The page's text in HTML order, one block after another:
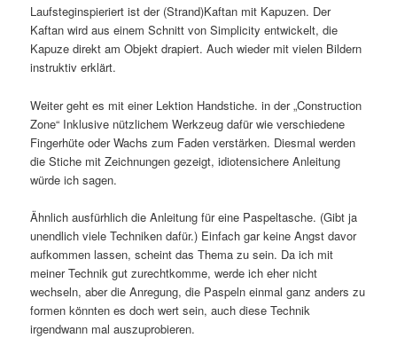
Laufsteginspieriert ist der (Strand)Kaftan mit Kapuzen. Der
Kaftan wird aus einem Schnitt von Simplicity entwickelt, die
Kapuze direkt am Objekt drapiert. Auch wieder mit vielen Bildern
instruktiv erklärt.
Weiter geht es mit einer Lektion Handstiche. in der „Construction
Zone“ Inklusive nützlichem Werkzeug dafür wie verschiedene
Fingerhüte oder Wachs zum Faden verstärken. Diesmal werden
die Stiche mit Zeichnungen gezeigt, idiotensichere Anleitung
würde ich sagen.
Ähnlich ausfürhlich die Anleitung für eine Paspeltasche. (Gibt ja
unendlich viele Techniken dafür.) Einfach gar keine Angst davor
aufkommen lassen, scheint das Thema zu sein. Da ich mit
meiner Technik gut zurechtkomme, werde ich eher nicht
wechseln, aber die Anregung, die Paspeln einmal ganz anders zu
formen könnten es doch wert sein, auch diese Technik
irgendwann mal auszuprobieren.